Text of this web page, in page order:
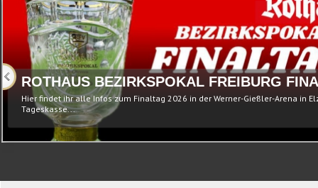
ROTHAUS BEZIRKSPOKAL FREIBURG
Hier findet ihr alle Infos zum Finaltag 2026 in der Werner-Gießler-Arena in
Tageskasse...